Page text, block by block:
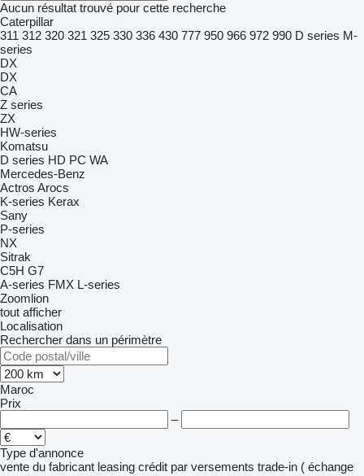
Aucun résultat trouvé pour cette recherche
Caterpillar
311 312 320 321 325 330 336 430 777 950 966 972 990 D series M-
series
DX
DX
CA
Z series
ZX
HW-series
Komatsu
D series HD PC WA
Mercedes-Benz
Actros Arocs
K-series Kerax
Sany
P-series
NX
Sitrak
C5H G7
A-series FMX L-series
Zoomlion
tout afficher
Localisation
Rechercher dans un périmètre
Maroc
Prix
–
Type d'annonce
vente du fabricant leasing crédit par versements trade-in ( échange